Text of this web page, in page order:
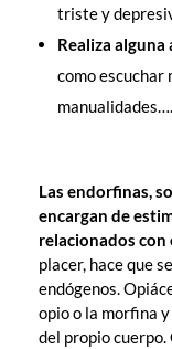
triste y
Realiza
como escuchar
manualidades….
Las endorfinas,
encargan de
relacionados con
placer, hace que
endógenos.
opio o la morfina
del propio cuerpo.